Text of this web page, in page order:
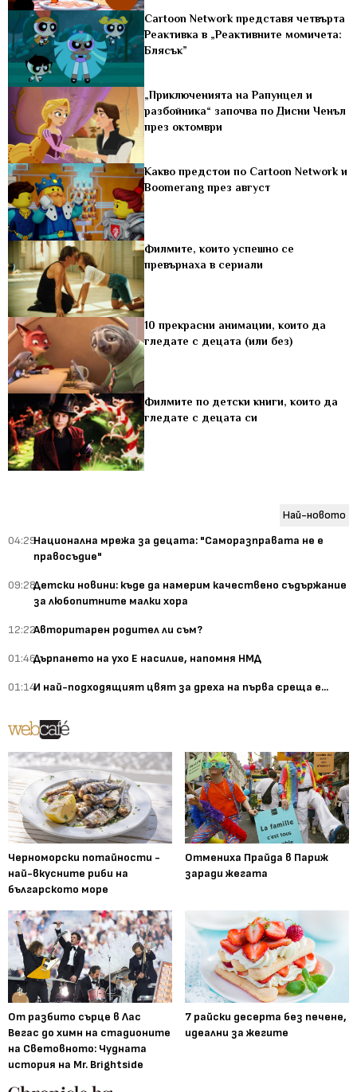
Cartoon Network представя четвърта
Реактивка в „Реактивните момичета:
Блясък”
„Приключенията на Рапунцел и
разбойника“ започва по Дисни Ченъл
през октомври
Какво предстои по Cartoon Network и
Boomerang през август
Филмите, които успешно се
превърнаха в сериали
10 прекрасни анимации, които да
гледате с децата (или без)
Филмите по детски книги, които да
гледате с децата си
Най-новото
04:29Национална мрежа за децата: "Саморазправата не е
правосъдие"
09:28Детски новини: къде да намерим качествено съдържание
за любопитните малки хора
12:22Авторитарен родител ли съм?
01:46Дърпането на ухо Е насилие, напомня НМД
01:14И най-подходящият цвят за дреха на първа среща е...
Черноморски потайности -
най-вкусните риби на
българското море
Отмениха Прайда в Париж
заради жегата
От разбито сърце в Лас
Вегас до химн на стадионите
на Световното: Чудната
история на Mr. Brightside
7 райски десерта без печене,
идеални за жегите